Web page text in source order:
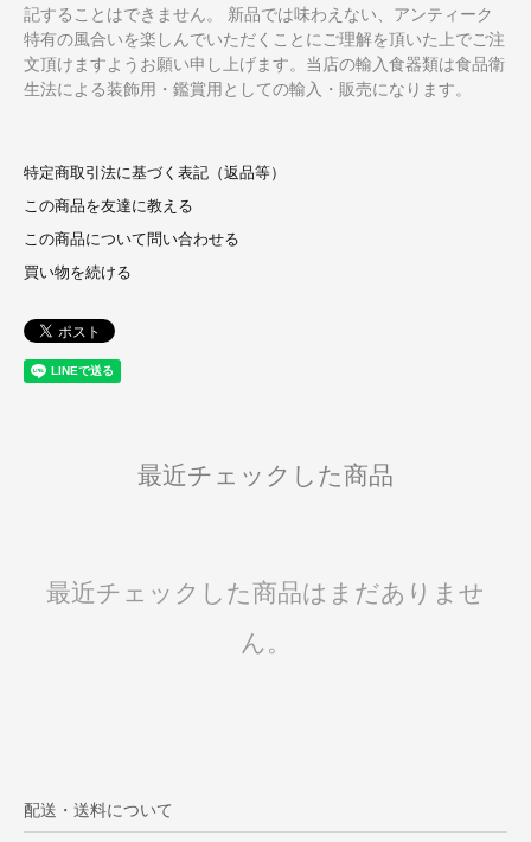
記することはできません。 新品では味わえない、アンティーク
特有の風合いを楽しんでいただくことにご理解を頂いた上でご注
文頂けますようお願い申し上げます。当店の輸入食器類は食品衛
生法による装飾用・鑑賞用としての輸入・販売になります。
特定商取引法に基づく表記（返品等）
この商品を友達に教える
この商品について問い合わせる
買い物を続ける
最近チェックした商品
最近チェックした商品はまだありませ
ん。
配送・送料について